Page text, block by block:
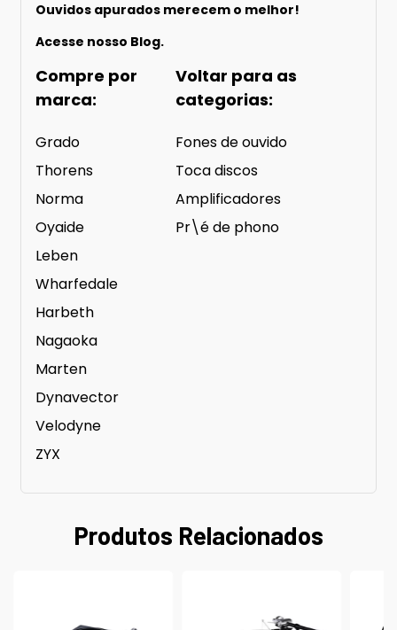
Ouvidos apurados merecem o melhor!
Acesse nosso Blog.
Compre por
marca:
Grado
Thorens
Norma
Oyaide
Leben
Wharfedale
Harbeth
Nagaoka
Marten
Dynavector
Velodyne
ZYX
Voltar para as
categorias:
Fones de ouvido
Toca discos
Amplificadores
Pr\é de phono
Produtos Relacionados